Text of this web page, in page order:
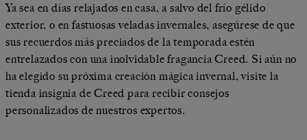
Ya sea en días relajados en casa, a salvo del frío gélido
exterior, o en fastuosas veladas invernales, asegúrese de que
sus recuerdos más preciados de la temporada estén
entrelazados con una inolvidable fragancia Creed. Si aún no
ha elegido su próxima creación mágica invernal, visite la
tienda insignia de Creed para recibir consejos
personalizados de nuestros expertos.